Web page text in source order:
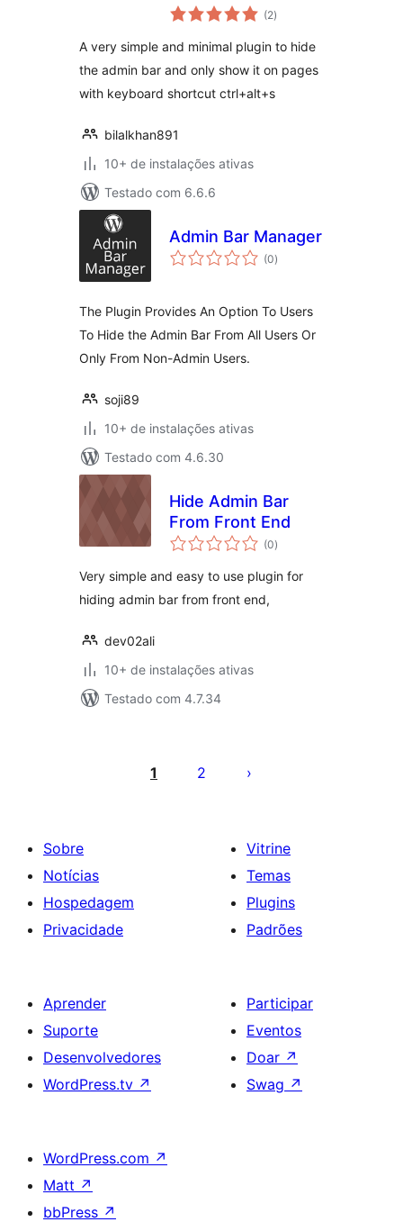
(2total
de
)
A very simple and minimal plugin to hide
the admin bar and only show it on pages
with keyboard shortcut ctrl+alt+s
bilalkhan891
10+ de instalações ativas
Testado com 6.6.6
Admin Bar Manager
(0total
de
)
The Plugin Provides An Option To Users
To Hide the Admin Bar From All Users Or
Only From Non-Admin Users.
soji89
10+ de instalações ativas
Testado com 4.6.30
Hide Admin Bar
From Front End
(0total
de
)
Very simple and easy to use plugin for
hiding admin bar from front end,
dev02ali
10+ de instalações ativas
Testado com 4.7.34
1 2
Sobre
Notícias
Hospedagem
Privacidade
Vitrine
Temas
Plugins
Padrões
Aprender
Suporte
Desenvolvedores
WordPress.tv ↗
Participar
Eventos
Doar ↗
Swag ↗
WordPress.com ↗
Matt ↗
bbPress ↗